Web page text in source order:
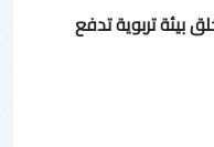
بيئة تربوية تدفع